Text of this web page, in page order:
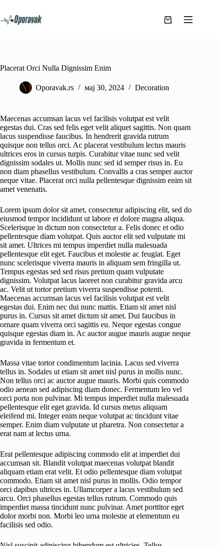
content
Shopping
Placerat Orci Nulla Dignissim Enim
Oporavak.rs мај 30, 2024 Decoration
Maecenas accumsan lacus vel facilisis volutpat est velit
egestas dui. Cras sed felis eget velit aliquet sagittis. Non quam
lacus suspendisse faucibus. In hendrerit gravida rutrum
quisque non tellus orci. Ac placerat vestibulum lectus mauris
ultrices eros in cursus turpis. Curabitur vitae nunc sed velit
dignissim sodales ut. Mollis nunc sed id semper risus in. Eu
non diam phasellus vestibulum. Convallis a cras semper auctor
neque vitae. Placerat orci nulla pellentesque dignissim enim sit
amet venenatis.
Lorem ipsum dolor sit amet, consectetur adipiscing elit, sed do
eiusmod tempor incididunt ut labore et dolore magna aliqua.
Scelerisque in dictum non consectetur a. Felis donec et odio
pellentesque diam volutpat. Quis auctor elit sed vulputate mi
sit amet. Ultrices mi tempus imperdiet nulla malesuada
pellentesque elit eget. Faucibus et molestie ac feugiat. Eget
nunc scelerisque viverra mauris in aliquam sem fringilla ut.
Tempus egestas sed sed risus pretium quam vulputate
dignissim. Volutpat lacus laoreet non curabitur gravida arcu
ac. Velit ut tortor pretium viverra suspendisse potenti.
Maecenas accumsan lacus vel facilisis volutpat est velit
egestas dui. Enim nec dui nunc mattis. Etiam sit amet nisl
purus in. Cursus sit amet dictum sit amet. Dui faucibus in
ornare quam viverra orci sagittis eu. Neque egestas congue
quisque egestas diam in. Ac auctor augue mauris augue neque
gravida in fermentum et.
Massa vitae tortor condimentum lacinia. Lacus sed viverra
tellus in. Sodales ut etiam sit amet nisl purus in mollis nunc.
Non tellus orci ac auctor augue mauris. Morbi quis commodo
odio aenean sed adipiscing diam donec. Fermentum leo vel
orci porta non pulvinar. Mi tempus imperdiet nulla malesuada
pellentesque elit eget gravida. Id cursus metus aliquam
eleifend mi. Integer enim neque volutpat ac tincidunt vitae
semper. Enim diam vulputate ut pharetra. Non consectetur a
erat nam at lectus urna.
Erat pellentesque adipiscing commodo elit at imperdiet dui
accumsan sit. Blandit volutpat maecenas volutpat blandit
aliquam etiam erat velit. Et odio pellentesque diam volutpat
commodo. Etiam sit amet nisl purus in mollis. Odio tempor
orci dapibus ultrices in. Ullamcorper a lacus vestibulum sed
arcu. Orci phasellus egestas tellus rutrum. Commodo quis
imperdiet massa tincidunt nunc pulvinar. Amet porttitor eget
dolor morbi non. Morbi leo urna molestie at elementum eu
facilisis sed odio.